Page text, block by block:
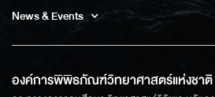
News & Events
องค์การพิพิธภัณฑ์วิทยาศาสตร์แห่งชาติ